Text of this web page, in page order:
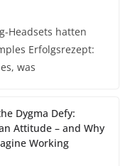
Headsets hatten
Erfolgsrezept:
was
Dygma Defy:
Attitude – and Why
Working